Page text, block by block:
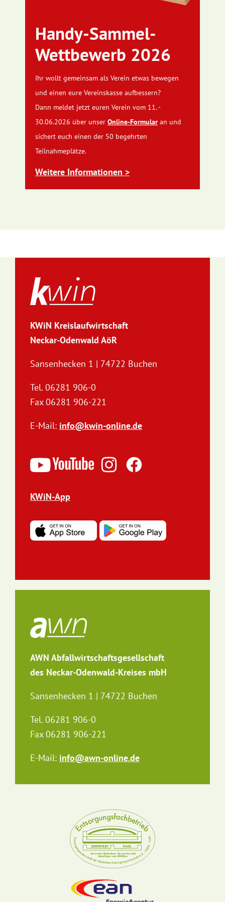
Handy-Sammel-
Wettbewerb 2026
Ihr wollt gemeinsam als Verein etwas bewegen
und einen eure Vereinskasse aufbessern?
Dann meldet jetzt euren Verein vom 11. -
30.06.2026 über unser Online-Formular an und
sichert euch einen der 50 begehrten
Teilnahmeplätze.
Weitere Informationen >
KWiN Kreislaufwirtschaft
Neckar-Odenwald AöR
Sansenhecken 1 | 74722 Buchen
Tel. 06281 906-0
Fax 06281 906-221
E-Mail: info@kwin-online.de
KWiN-App
AWN Abfallwirtschaftsgesellschaft
des Neckar-Odenwald-Kreises mbH
Sansenhecken 1 | 74722 Buchen
Tel. 06281 906-0
Fax 06281 906-221
E-Mail: info@awn-online.de